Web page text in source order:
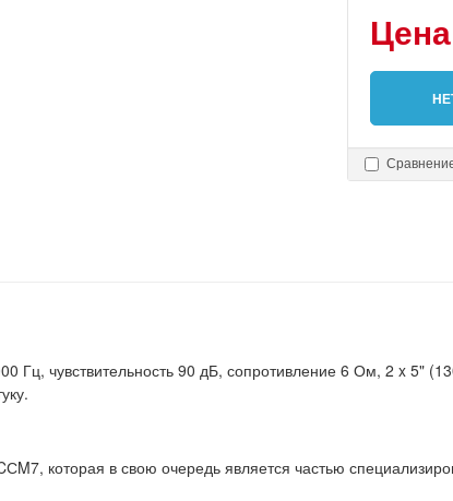
Гц, чувствительность 90 дБ, сопротивление 6 Ом, 2 x 5"
которая в свою очередь является частью